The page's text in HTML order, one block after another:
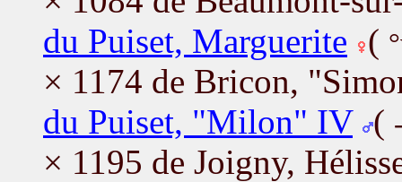
du Puiset, Marguerite (
× 1174 de Bricon,
du Puiset, "Milon" IV (
× 1195 de Joigny,